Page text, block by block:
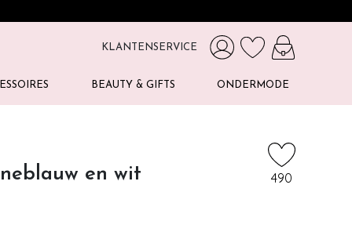
KLANTENSERVICE
BEAUTY & GIFTS ONDERMODE
en wit 490